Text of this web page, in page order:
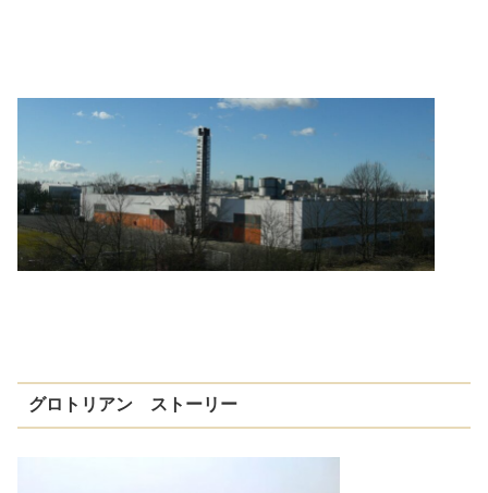
グロトリアン ストーリー